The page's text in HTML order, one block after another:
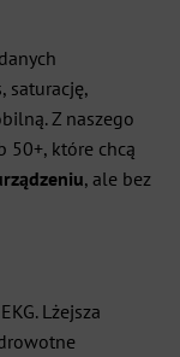
saturację,
Z naszego
50+, które chcą
, ale bez
Lżejsza